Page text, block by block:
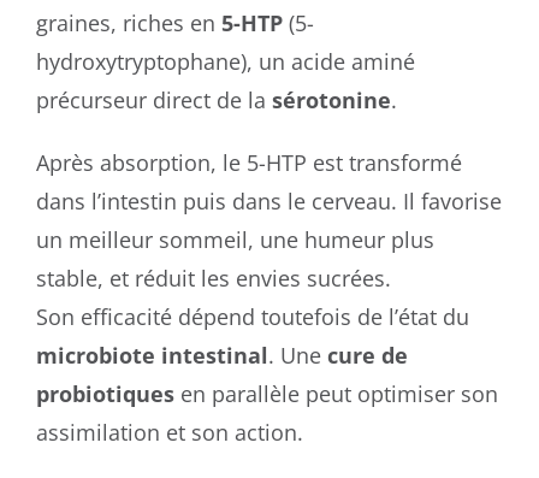
graines, riches en 5-HTP(5-
hydroxytryptophane), un acide aminé
précurseur direct de la sérotonine.
Après absorption, le 5-HTP est transformé
dans l’intestin puis dans le cerveau. Il favorise
un meilleur sommeil, une humeur plus
stable, et réduit les envies sucrées.
Son efficacité dépend toutefois de l’état du
microbiote intestinal. Une cure de
probiotiquesen parallèle peut optimiser son
assimilation et son action.